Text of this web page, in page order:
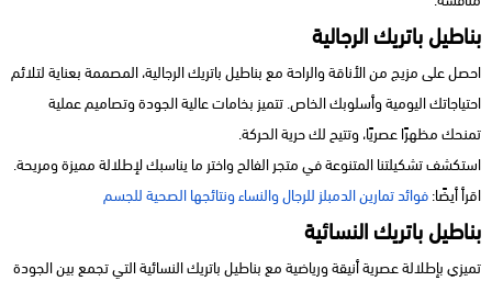
بناطيل باتريك الرجالية
احصل على مزيج من الأناقة والراحة مع بناطيل باتريك الرجالية، المصممة بعناية لتلائم
احتياجاتك اليومية وأسلوبك الخاص. تتميز بخامات عالية الجودة وتصاميم عملية
تمنحك مظهرًا عصريًا، وتتيح لك حرية الحركة.
استكشف تشكيلتنا المتنوعة في متجر الفالح واختر ما يناسبك لإطلالة مميزة ومريحة.
اقرأ أيضًا:فوائد تمارين الدمبلز للرجال والنساء ونتائجها الصحية للجسم
بناطيل باتريك النسائية
تميزي بإطلالة عصرية أنيقة ورياضية مع بناطيل باتريك النسائية التي تجمع بين الجودة